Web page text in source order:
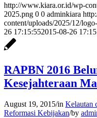
http://www.kiara.or.id/wp-
2025.png 0 0 adminkiara
content/uploads/2025/12/
26 17:15:552015-08-26
RAPBN 2016
Kesejahteraan
August 19, 2015/in Kelautan
Reformasi Kebijakan/by